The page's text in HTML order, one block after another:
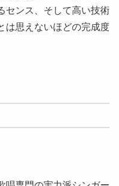
センス、そして高い技術
は思えないほどの完成度